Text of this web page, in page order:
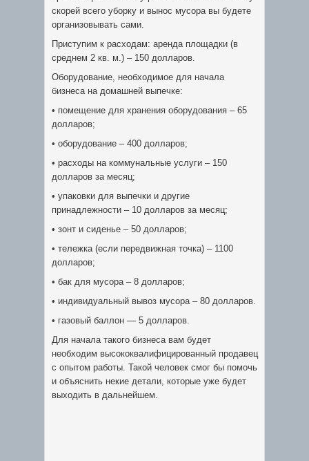
скорей всего уборку и вынос мусора вы будете
организовывать сами.
Приступим к расходам: аренда площадки (в
среднем 2 кв. м.) – 150 долларов.
Оборудование, необходимое для начала
бизнеса на домашней выпечке:
• помещение для хранения оборудования – 65
долларов;
• оборудование – 400 долларов;
• расходы на коммунальные услуги – 150
долларов за месяц;
• упаковки для выпечки и другие
принадлежности – 10 долларов за месяц;
• зонт и сиденье – 50 долларов;
• тележка (если передвижная точка) – 1100
долларов;
• бак для мусора – 8 долларов;
• индивидуальный вывоз мусора – 80 долларов.
• газовый баллон — 5 долларов.
Для начала такого бизнеса вам будет
необходим высококвалифицированный продавец
с опытом работы. Такой человек смог бы помочь
и объяснить некие детали, которые уже будет
выходить в дальнейшем.